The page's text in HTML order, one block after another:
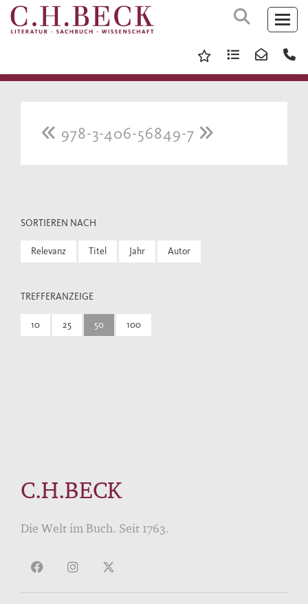
978-3-406-56849-7
SORTIEREN NACH
Relevanz Titel Jahr Autor
TREFFERANZEIGE
10 25 50 100
C.H.BECK
Die Welt im Buch. Seit 1763.